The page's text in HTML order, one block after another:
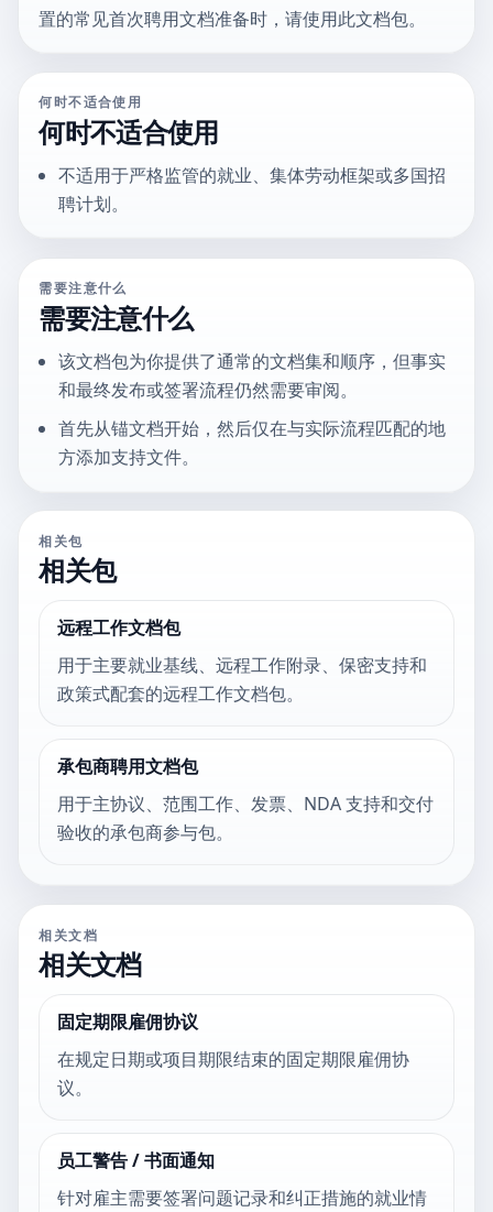
置的常见首次聘用文档准备时，请使用此文档包。
何时不适合使用
何时不适合使用
不适用于严格监管的就业、集体劳动框架或多国招
聘计划。
需要注意什么
需要注意什么
该文档包为你提供了通常的文档集和顺序，但事实
和最终发布或签署流程仍然需要审阅。
首先从锚文档开始，然后仅在与实际流程匹配的地
方添加支持文件。
相关包
相关包
远程工作文档包
用于主要就业基线、远程工作附录、保密支持和
政策式配套的远程工作文档包。
承包商聘用文档包
用于主协议、范围工作、发票、NDA 支持和交付
验收的承包商参与包。
相关文档
相关文档
固定期限雇佣协议
在规定日期或项目期限结束的固定期限雇佣协
议。
员工警告 / 书面通知
针对雇主需要签署问题记录和纠正措施的就业情